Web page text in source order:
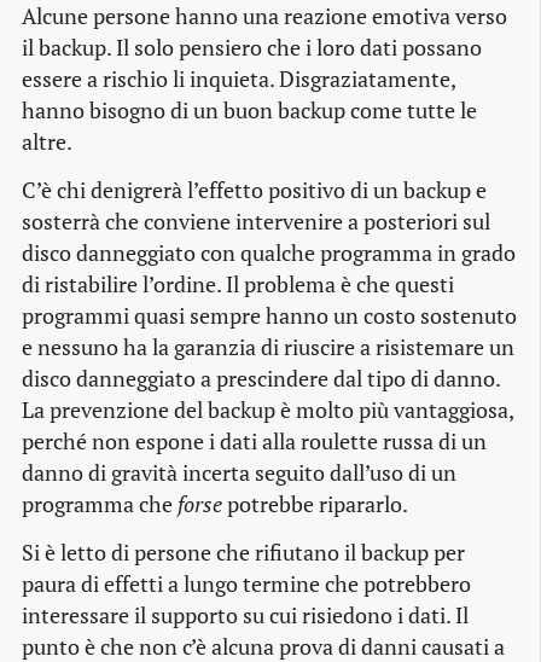
Alcune persone hanno una reazione emotiva verso
il backup. Il solo pensiero che i loro dati possano
essere a rischio li inquieta. Disgraziatamente,
hanno bisogno di un buon backup come tutte le
altre.
C’è chi denigrerà l’effetto positivo di un backup e
sosterrà che conviene intervenire a posteriori sul
disco danneggiato con qualche programma in grado
di ristabilire l’ordine. Il problema è che questi
programmi quasi sempre hanno un costo sostenuto
e nessuno ha la garanzia di riuscire a risistemare un
disco danneggiato a prescindere dal tipo di danno.
La prevenzione del backup è molto più vantaggiosa,
perché non espone i dati alla roulette russa di un
danno di gravità incerta seguito dall’uso di un
programma che forsepotrebbe ripararlo.
Si è letto di persone che rifiutano il backup per
paura di effetti a lungo termine che potrebbero
interessare il supporto su cui risiedono i dati. Il
punto è che non c’è alcuna prova di danni causati a